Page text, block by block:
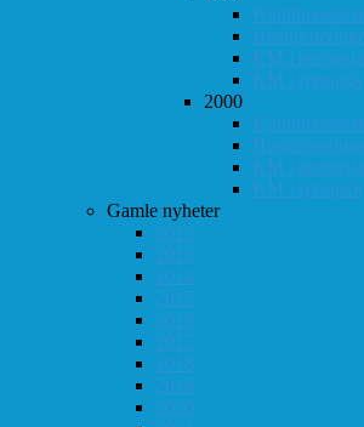
KM i
KM i lynsjakk
2000
KM i
KM i lynsjakk
Gamle nyheter
2012
2013
2014
2015
2016
2017
2018
2019
2020